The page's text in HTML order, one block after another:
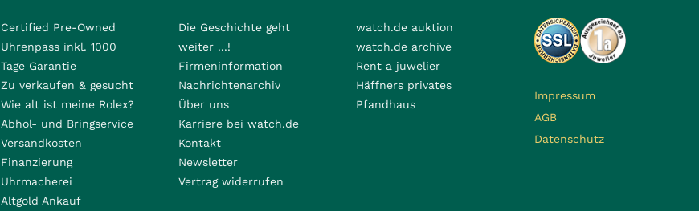
Certified Pre-Owned
Uhrenpass inkl. 1000
Tage Garantie
Zu verkaufen & gesucht
Wie alt ist meine Rolex?
Abhol- und Bringservice
Versandkosten
Finanzierung
Uhrmacherei
Altgold Ankauf
Die Geschichte geht
weiter ...!
Firmeninformation
Nachrichtenarchiv
Über uns
Karriere bei watch.de
Kontakt
Newsletter
Vertrag widerrufen
watch.de auktion
watch.de archive
Rent a juwelier
Häffners privates
Pfandhaus
Impressum
AGB
Datenschutz